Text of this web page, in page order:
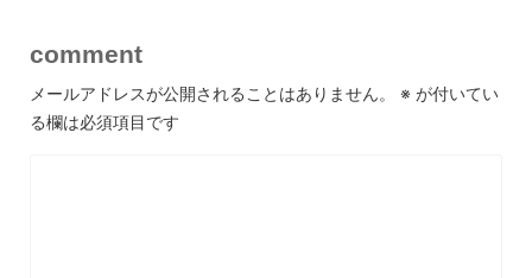
comment
メールアドレスが公開されることはありません。 ※ が付いてい
る欄は必須項目です